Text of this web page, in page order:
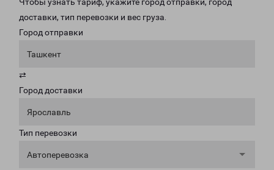
доставки, тип перевозки и вес груза.
Город отправки
Ташкент
⇄
Город доставки
Ярославль
Тип перевозки
Автоперевозка